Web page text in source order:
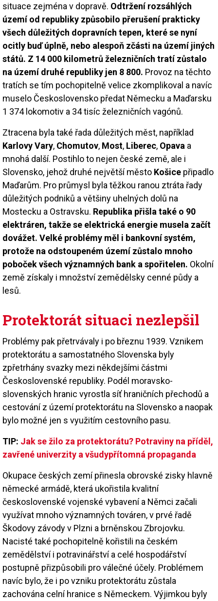
situace zejména v dopravě. Odtržení rozsáhlých
území od republiky způsobilo přerušení prakticky
všech důležitých dopravních tepen, které se nyní
ocitly buď úplně, nebo alespoň zčásti na území jiných
států. Z 14 000 kilometrů železničních tratí zůstalo
na území druhé republiky jen 8 800. Provoz na těchto
tratích se tím pochopitelně velice zkomplikoval a navíc
muselo Československo předat Německu a Maďarsku
1 374 lokomotiv a 34 tisíc železničních vagónů.
Ztracena byla také řada důležitých měst, například
Karlovy Vary, Chomutov, Most, Liberec, Opava a
mnohá další. Postihlo to nejen české země, ale i
Slovensko, jehož druhé největší město Košice připadlo
Maďarům. Pro průmysl byla těžkou ranou ztráta řady
důležitých podniků a většiny uhelných dolů na
Mostecku a Ostravsku. Republika přišla také o 90
elektráren, takže se elektrická energie musela začít
dovážet. Velké problémy měl i bankovní systém,
protože na odstoupeném území zůstalo mnoho
poboček všech významných bank a spořitelen. Okolní
země získaly i množství zemědělsky cenné půdy a
lesů.
Protektorát situaci nezlepšil
Problémy pak přetrvávaly i po březnu 1939. Vznikem
protektorátu a samostatného Slovenska byly
zpřetrhány svazky mezi někdejšími částmi
Československé republiky. Podél moravsko-
slovenských hranic vyrostla síť hraničních přechodů a
cestování z území protektorátu na Slovensko a naopak
bylo možné jen s využitím cestovního pasu.
TIP: Jak se žilo za protektorátu? Potraviny na příděl,
zavřené univerzity a všudypřítomná propaganda
Okupace českých zemí přinesla obrovské zisky hlavně
německé armádě, která ukořistila kvalitní
československé vojenské vybavení a Němci začali
využívat mnoho významných továren, v prvé řadě
Škodovy závody v Plzni a brněnskou Zbrojovku.
Nacisté také pochopitelně kořistili na českém
zemědělství i potravinářství a celé hospodářství
postupně přizpůsobili pro válečné účely. Problémem
navíc bylo, že i po vzniku protektorátu zůstala
zachována celní hranice s Německem. Výjimkou byly